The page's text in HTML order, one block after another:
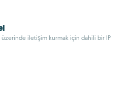
üzerinde iletişim kurmak için dahili bir IP